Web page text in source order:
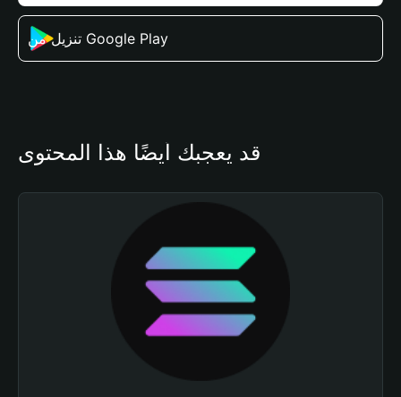
تنزيل من Google Play
قد يعجبك أيضًا هذا المحتوى